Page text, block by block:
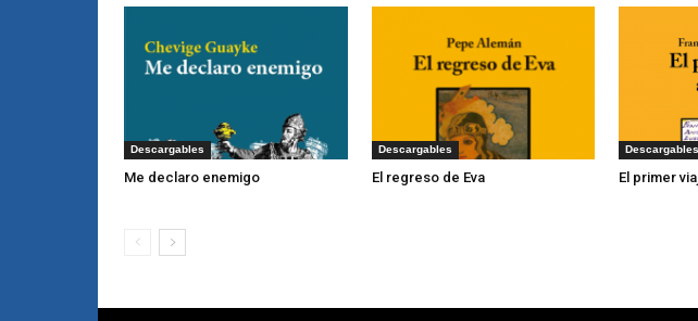
Descargables
Me declaro enemigo
Descargables
El regreso de Eva
Descargables
El primer